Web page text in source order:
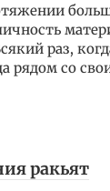
раз,
рядом со
ракьят